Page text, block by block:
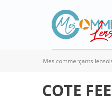
Mes commerçants
COTE